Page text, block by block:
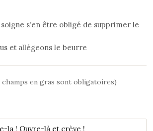
s’en être obligé de supprimer le
et allégeons le beurre
en gras sont obligatoires)